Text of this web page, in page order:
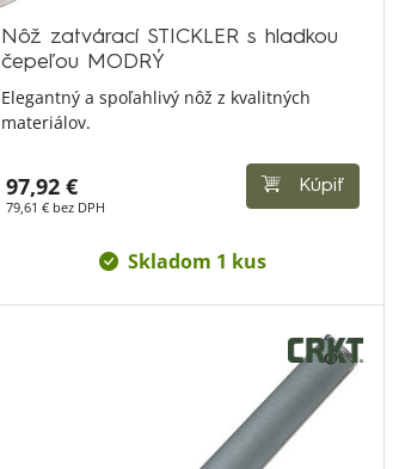
Nôž zatvárací STICKLER s hladkou
čepeľou MODRÝ
Elegantný a spoľahlivý nôž z kvalitných
materiálov.
97,92 €
79,61 € bez DPH
Kúpiť
Skladom 1 kus